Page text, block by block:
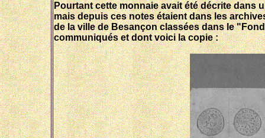
Pourtant cette monnaie avait été décrite dans
mais depuis ces notes étaient dans les
de la ville de Besançon classées dans le
communiqués et dont voici la copie :